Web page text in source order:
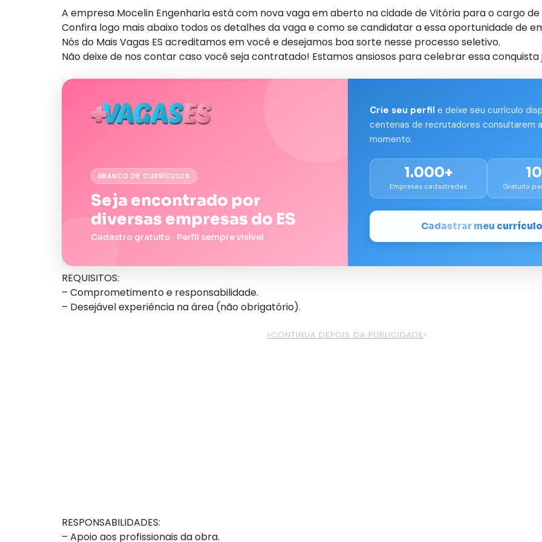
A empresa Mocelin Engenharia está com nova vaga em aberto na cidade de Vitória para o cargo de
Confira logo mais abaixo todos os detalhes da vaga e como se candidatar a essa oportunidade de
Nós do Mais Vagas ES acreditamos em você e desejamos boa sorte nesse processo seletivo.
Não deixe de nos contar caso você seja contratado! Estamos ansiosos para celebrar essa conquista
BANCO DE CURRÍCULOS
Seja encontrado por
diversas empresas do ES
Cadastro gratuito · Perfil sempre visível
Crie seu perfil e deixe seu currículo
centenas de recrutadores consultarem
momento.
1.000+
Empresas cadastradas Gratuito
Cadastrar meu
REQUISITOS:
– Comprometimento e responsabilidade.
– Desejável experiência na área (não obrigatório).
>CONTINUA DEPOIS DA PUBLICIDADE<
RESPONSABILIDADES:
– Apoio aos profissionais da obra.